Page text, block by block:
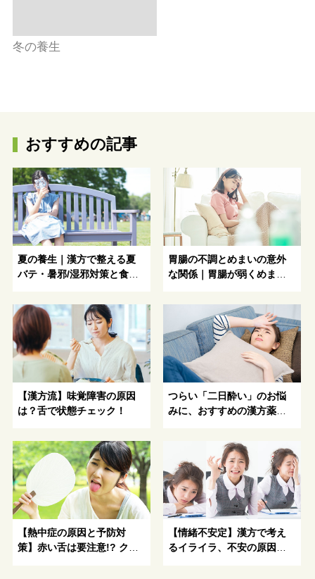
冬の養生
おすすめの記事
夏の養生｜漢方で整える夏
バテ・暑邪/湿邪対策と食
胃腸の不調とめまいの意外
な関係｜胃腸が弱くめまい
薬とは
【漢方流】味覚障害の原因
は？舌で状態チェック！
つらい「二日酔い」のお悩
みに、おすすめの漢方薬
【熱中症の原因と予防対
策】赤い舌は要注意!? クー
【情緒不安定】漢方で考え
るイライラ、不安の原因と